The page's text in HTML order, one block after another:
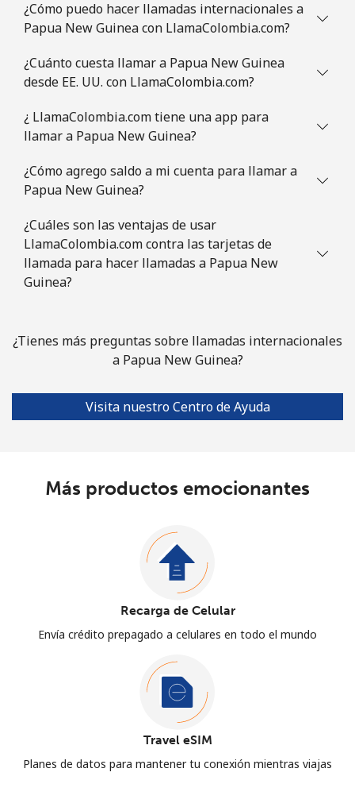
¿Cómo puedo hacer llamadas internacionales a
Papua New Guinea con LlamaColombia.com?
¿Cuánto cuesta llamar a Papua New Guinea
desde EE. UU. con LlamaColombia.com?
¿ LlamaColombia.com tiene una app para
llamar a Papua New Guinea?
¿Cómo agrego saldo a mi cuenta para llamar a
Papua New Guinea?
¿Cuáles son las ventajas de usar
LlamaColombia.com contra las tarjetas de
llamada para hacer llamadas a Papua New
Guinea?
¿Tienes más preguntas sobre llamadas internacionales
a Papua New Guinea?
Visita nuestro Centro de Ayuda
Más productos emocionantes
Recarga de Celular
Envía crédito prepagado a celulares en todo el mundo
Travel eSIM
Planes de datos para mantener tu conexión mientras viajas